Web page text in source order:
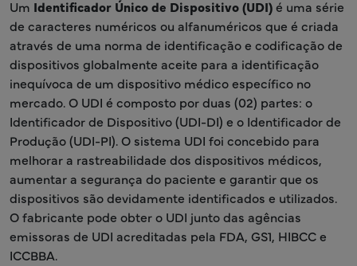
Um Identificador Único de Dispositivo (UDI)é uma série
de caracteres numéricos ou alfanuméricos que é criada
através de uma norma de identificação e codificação de
dispositivos globalmente aceite para a identificação
inequívoca de um dispositivo médico específico no
mercado. O UDI é composto por duas (02) partes: o
Identificador de Dispositivo (UDI-DI) e o Identificador de
Produção (UDI-PI). O sistema UDI foi concebido para
melhorar a rastreabilidade dos dispositivos médicos,
aumentar a segurança do paciente e garantir que os
dispositivos são devidamente identificados e utilizados.
O fabricante pode obter o UDI junto das agências
emissoras de UDI acreditadas pela FDA, GS1, HIBCC e
ICCBBA.